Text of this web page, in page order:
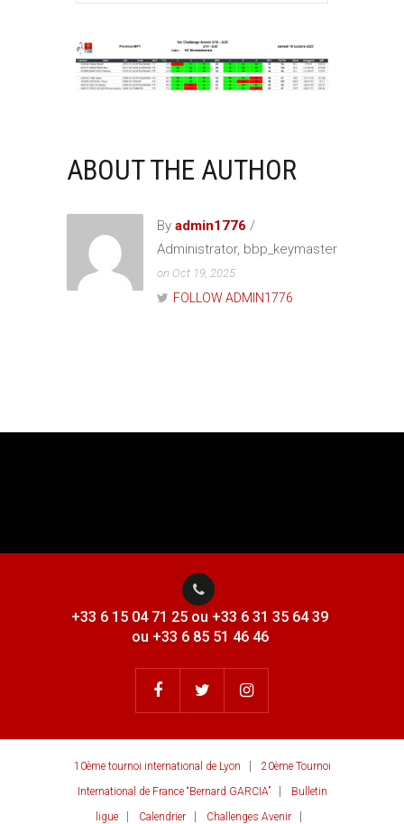
ABOUT THE AUTHOR
By admin1776 /
Administrator, bbp_keymaster
on Oct 19, 2025
FOLLOW ADMIN1776
+33 6 15 04 71 25 ou +33 6 31 35 64 39
ou +33 6 85 51 46 46
10ème tournoi international de Lyon
20ème Tournoi
International de France “Bernard GARCIA”
Bulletin
ligue
Calendrier
Challenges Avenir